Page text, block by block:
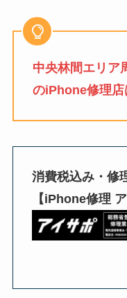
中央林間エリア
のiPhone修理店
消費税込み・修
【iPhone修理